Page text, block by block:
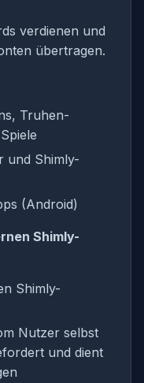
verdienen und
übertragen.
Truhen-
und Shimly-
(Android)
Shimly-
Shimly-
Nutzer selbst
und dient